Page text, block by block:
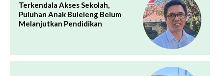
Terkendala Akses Sekolah,
Puluhan Anak Buleleng Belum
Melanjutkan Pendidikan